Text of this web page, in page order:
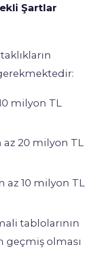
Şartlar
milyon TL
az 20 milyon TL
az 10 milyon TL
tablolarının
geçmiş olması